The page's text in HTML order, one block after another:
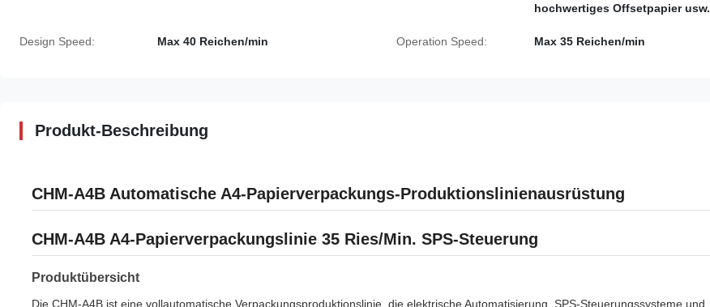
hochwertiges Offsetpapier usw.
Design Speed: Max 40 Reichen/min Operation Speed: Max 35 Reichen/min
Produkt-Beschreibung
CHM-A4B Automatische A4-Papierverpackungs-Produktionslinienausrüstung
CHM-A4B A4-Papierverpackungslinie 35 Ries/Min. SPS-Steuerung
Produktübersicht
Die CHM-A4B ist eine vollautomatische Verpackungsproduktionslinie, die elektrische Automatisierung, SPS-Steuerungssysteme und